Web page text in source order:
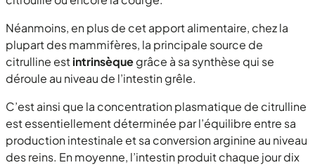
Néanmoins, en plus de cet apport alimentaire, chez la
plupart des mammifères, la principale source de
citrulline estintrinsèquegrâce à sa synthèse qui se
déroule au niveau de l’intestin grêle.
C’est ainsi que la concentration plasmatique de citrulline
est essentiellement déterminée par l’équilibre entre sa
production intestinale et sa conversion arginine au niveau
des reins. En moyenne, l’intestin produit chaque jour dix